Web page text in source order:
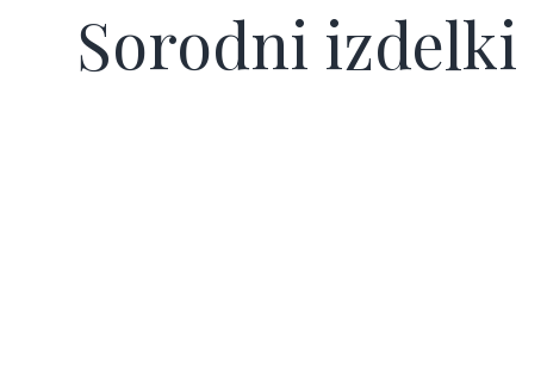
Sorodni izdelki